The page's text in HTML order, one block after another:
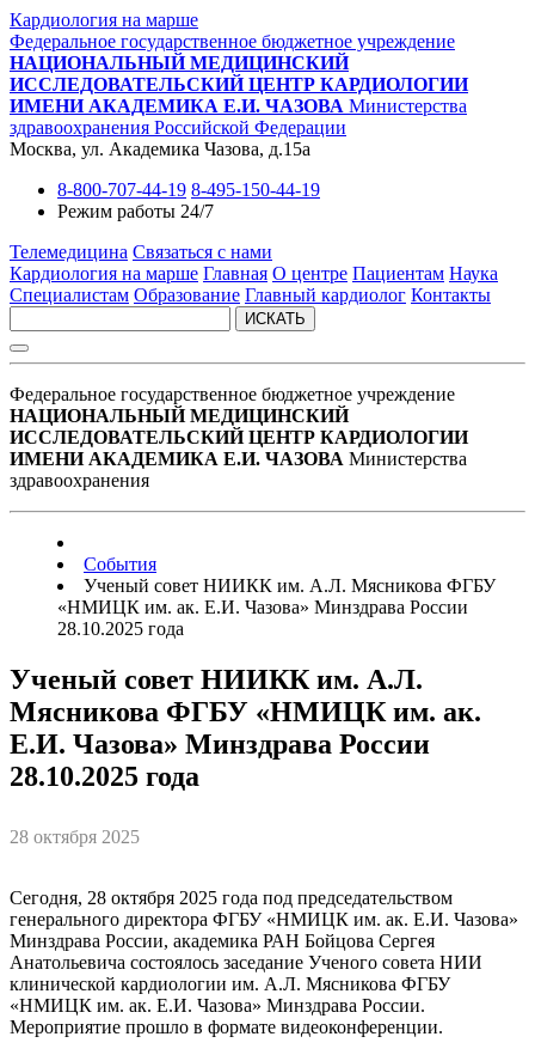
Кардиология на марше
Федеральное государственное бюджетное учреждение
НАЦИОНАЛЬНЫЙ МЕДИЦИНСКИЙ
ИССЛЕДОВАТЕЛЬСКИЙ ЦЕНТР КАРДИОЛОГИИ
ИМЕНИ АКАДЕМИКА Е.И. ЧАЗОВА Министерства
здравоохранения Российской Федерации
Москва, ул. Академика Чазова, д.15а
8-800-707-44-19 8-495-150-44-19
Режим работы 24/7
Телемедицина Связаться с нами
Кардиология на марше Главная О центре Пациентам Наука
Специалистам Образование Главный кардиолог Контакты
ИСКАТЬ
Федеральное государственное бюджетное учреждение
НАЦИОНАЛЬНЫЙ МЕДИЦИНСКИЙ
ИССЛЕДОВАТЕЛЬСКИЙ ЦЕНТР КАРДИОЛОГИИ
ИМЕНИ АКАДЕМИКА Е.И. ЧАЗОВА Министерства
здравоохранения
События
Ученый совет НИИКК им. А.Л. Мясникова ФГБУ
«НМИЦК им. ак. Е.И. Чазова» Минздрава России
28.10.2025 года
Ученый совет НИИКК им. А.Л.
Мясникова ФГБУ «НМИЦК им. ак.
Е.И. Чазова» Минздрава России
28.10.2025 года
28 октября 2025
Сегодня, 28 октября 2025 года под председательством
генерального директора ФГБУ «НМИЦК им. ак. Е.И. Чазова»
Минздрава России, академика РАН Бойцова Сергея
Анатольевича состоялось заседание Ученого совета НИИ
клинической кардиологии им. А.Л. Мясникова ФГБУ
«НМИЦК им. ак. Е.И. Чазова» Минздрава России.
Мероприятие прошло в формате видеоконференции.